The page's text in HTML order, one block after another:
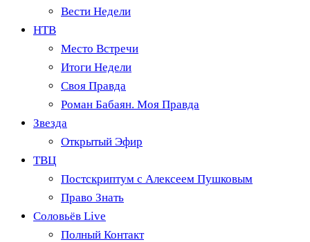
Вести Недели
НТВ
Место Встречи
Итоги Недели
Своя Правда
Роман Бабаян. Моя Правда
Звезда
Открытый Эфир
ТВЦ
Постскриптум с Алексеем Пушковым
Право Знать
Соловьёв Live
Полный Контакт